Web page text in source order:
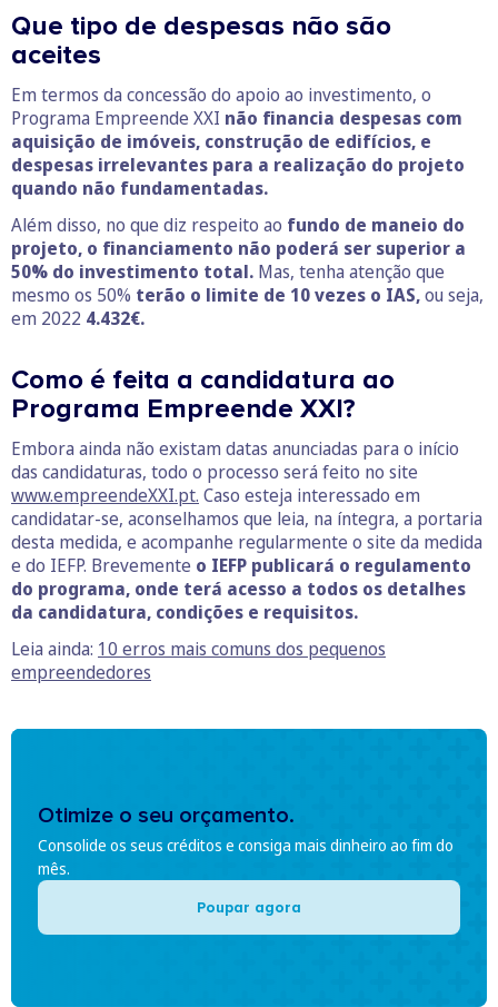
Que tipo de despesas não são
aceites
Em termos da concessão do apoio ao investimento, o
Programa Empreende XXI não financia despesas com
aquisição de imóveis, construção de edifícios, e
despesas irrelevantes para a realização do projeto
quando não fundamentadas.
Além disso, no que diz respeito ao fundo de maneio do
projeto, o financiamento não poderá ser superior a
50% do investimento total. Mas, tenha atenção que
mesmo os 50% terão o limite de 10 vezes o IAS,ou seja,
em 2022 4.432€.
Como é feita a candidatura ao
Programa Empreende XXI?
Embora ainda não existam datas anunciadas para o início
das candidaturas, todo o processo será feito no site
www.empreendeXXI.pt. Caso esteja interessado em
candidatar-se, aconselhamos que leia, na íntegra, a portaria
desta medida, e acompanhe regularmente o site da medida
e do IEFP. Brevemente o IEFP publicará o regulamento
do programa, onde terá acesso a todos os detalhes
da candidatura, condições e requisitos.
Leia ainda: 10 erros mais comuns dos pequenos
empreendedores
Otimize o seu orçamento.
Consolide os seus créditos e consiga mais dinheiro ao fim do
mês.
Poupar agora